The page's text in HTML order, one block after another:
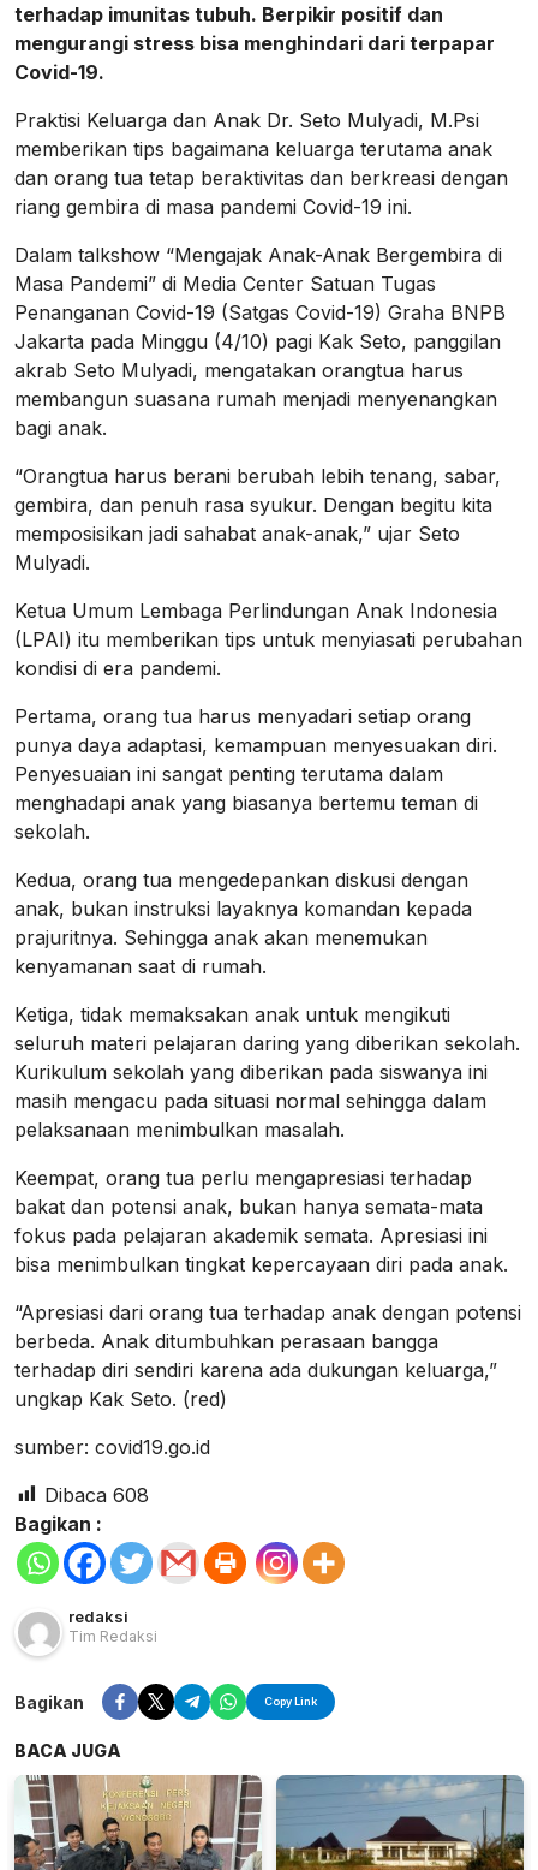
terhadap imunitas tubuh. Berpikir positif dan
mengurangi stress bisa menghindari dari terpapar
Covid-19.
Praktisi Keluarga dan Anak Dr. Seto Mulyadi, M.Psi
memberikan tips bagaimana keluarga terutama anak
dan orang tua tetap beraktivitas dan berkreasi dengan
riang gembira di masa pandemi Covid-19 ini.
Dalam talkshow “Mengajak Anak-Anak Bergembira di
Masa Pandemi” di Media Center Satuan Tugas
Penanganan Covid-19 (Satgas Covid-19) Graha BNPB
Jakarta pada Minggu (4/10) pagi Kak Seto, panggilan
akrab Seto Mulyadi, mengatakan orangtua harus
membangun suasana rumah menjadi menyenangkan
bagi anak.
“Orangtua harus berani berubah lebih tenang, sabar,
gembira, dan penuh rasa syukur. Dengan begitu kita
memposisikan jadi sahabat anak-anak,” ujar Seto
Mulyadi.
Ketua Umum Lembaga Perlindungan Anak Indonesia
(LPAI) itu memberikan tips untuk menyiasati perubahan
kondisi di era pandemi.
Pertama, orang tua harus menyadari setiap orang
punya daya adaptasi, kemampuan menyesuakan diri.
Penyesuaian ini sangat penting terutama dalam
menghadapi anak yang biasanya bertemu teman di
sekolah.
Kedua, orang tua mengedepankan diskusi dengan
anak, bukan instruksi layaknya komandan kepada
prajuritnya. Sehingga anak akan menemukan
kenyamanan saat di rumah.
Ketiga, tidak memaksakan anak untuk mengikuti
seluruh materi pelajaran daring yang diberikan sekolah.
Kurikulum sekolah yang diberikan pada siswanya ini
masih mengacu pada situasi normal sehingga dalam
pelaksanaan menimbulkan masalah.
Keempat, orang tua perlu mengapresiasi terhadap
bakat dan potensi anak, bukan hanya semata-mata
fokus pada pelajaran akademik semata. Apresiasi ini
bisa menimbulkan tingkat kepercayaan diri pada anak.
“Apresiasi dari orang tua terhadap anak dengan potensi
berbeda. Anak ditumbuhkan perasaan bangga
terhadap diri sendiri karena ada dukungan keluarga,”
ungkap Kak Seto. (red)
sumber: covid19.go.id
Dibaca 608
Bagikan :
redaksi
Tim Redaksi
Bagikan Copy Link
BACA JUGA